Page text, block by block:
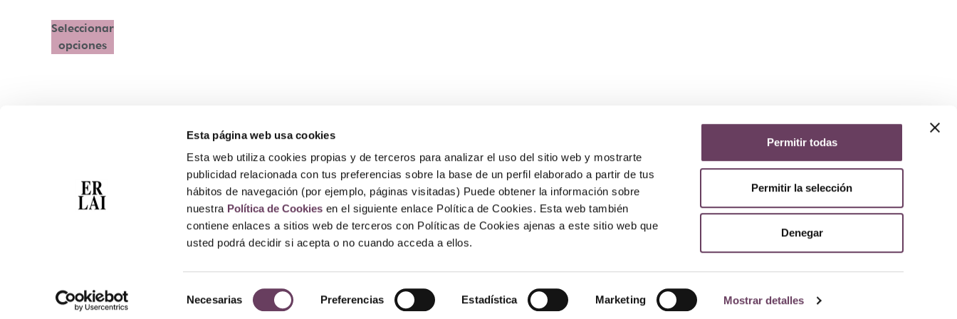
Esta página web usa cookies
Esta web utiliza cookies propias y de terceros para analizar el uso del sitio web y mostrarte
publicidad relacionada con tus preferencias sobre la base de un perfil elaborado a partir de tus
hábitos de navegación (por ejemplo, páginas visitadas) Puede obtener la información sobre
nuestra Política de Cookies en el siguiente enlace Política de Cookies. Esta web también
contiene enlaces a sitios web de terceros con Políticas de Cookies ajenas a este sitio web que
usted podrá decidir si acepta o no cuando acceda a ellos.
de
Necesarias Preferencias Estadística Marketing Mostrar detalles
Permitir todas
Permitir la selección
Denegar
Seleccionar
opciones
Atención Telefónica: 944 435 713
E-mail:perfumeriaerlai@erlai.es
Dirección: Rodríguez Arias nº29 48011 Bilbao.
Nosotros
Aviso legal
Política de privacidad
Política de cookies
Política de devoluciones y reembolsos
FAQs